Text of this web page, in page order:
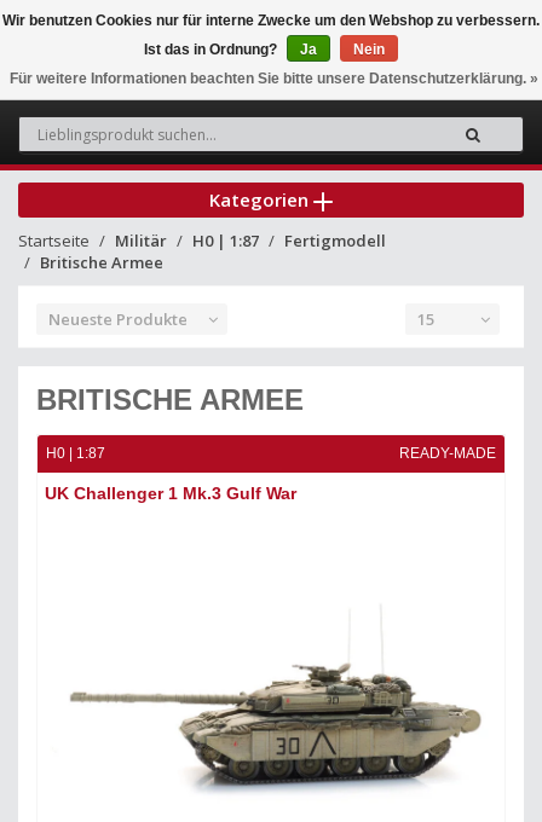
0
Kategorien
Startseite Militär H0 | 1:87
Fertigmodell
Britische Armee
Neueste Produkte 15
BRITISCHE ARMEE
H0 | 1:87 READY-MADE
UK Challenger 1 Mk.3 Gulf War
Wir benutzen Cookies nur für interne Zwecke um den Webshop zu verbessern.
Ist das in Ordnung?
Ja
Nein
Für weitere Informationen beachten Sie bitte unsere Datenschutzerklärung. »